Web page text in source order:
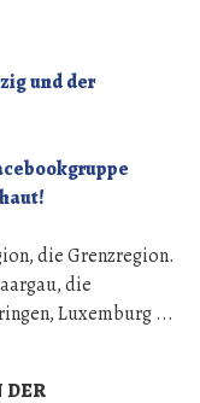
und der
die Grenzregion.
die
Luxemburg ...
DER